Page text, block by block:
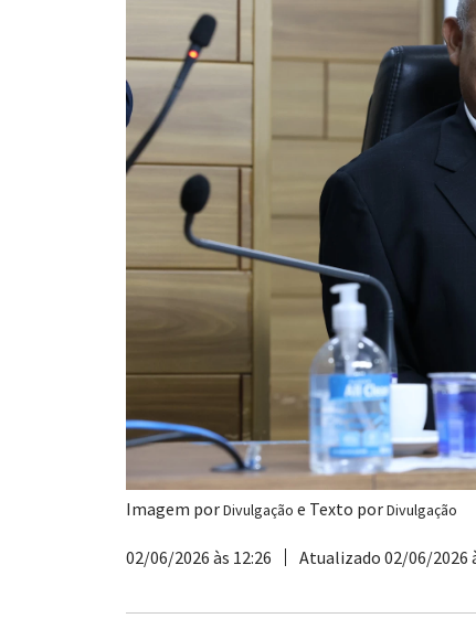
Imagem porDivulgação e Texto porDivulgação
02/06/2026 às 12:26 Atualizado 02/06/2026